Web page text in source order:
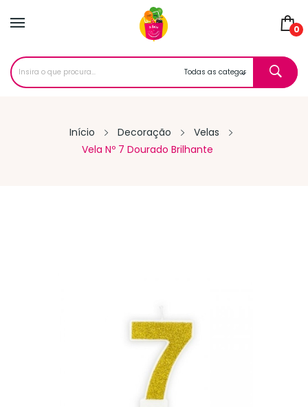
0
Início Decoração
Velas
Vela Nº 7 Dourado Brilhante